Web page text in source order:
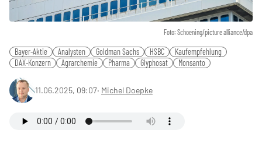
Foto: Schoening/picture alliance/dpa
Bayer-Aktie Analysten Goldman Sachs HSBC
Kaufempfehlung
DAX-Konzern
Agrarchemie Pharma Glyphosat Monsanto
11.06.2025, 09:07‧ Michel Doepke